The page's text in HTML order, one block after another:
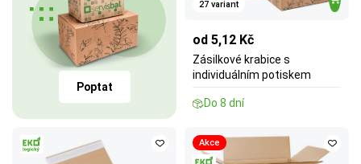
Poptat
27 variant
od 5,12 Kč
Zásilkové krabice s
individuálním potiskem
Do 8 dní
Akce